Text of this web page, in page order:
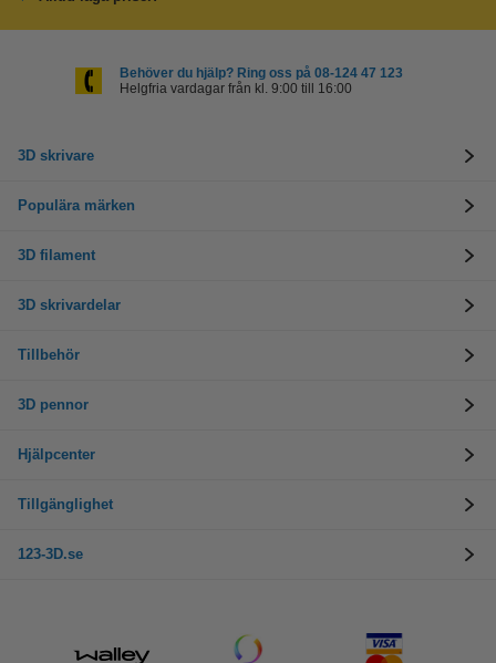
Behöver du hjälp? Ring oss på 08-124 47 123
Helgfria vardagar från kl. 9:00 till 16:00
3D skrivare
Populära märken
3D filament
3D skrivardelar
Tillbehör
3D pennor
Hjälpcenter
Tillgänglighet
123-3D.se